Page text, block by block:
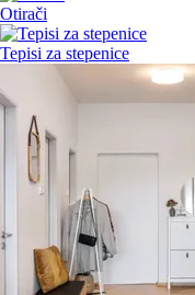
Otirači
Tepisi za stepenice